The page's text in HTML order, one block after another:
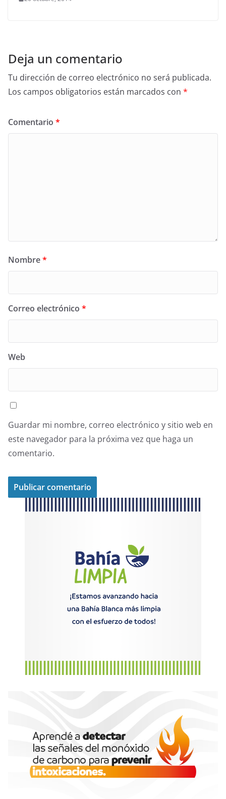
Deja un comentario
Tu dirección de correo electrónico no será publicada.
Los campos obligatorios están marcados con *
Comentario *
Nombre*
Correo electrónico *
Web
Guardar mi nombre, correo electrónico y sitio web en
este navegador para la próxima vez que haga un
comentario.